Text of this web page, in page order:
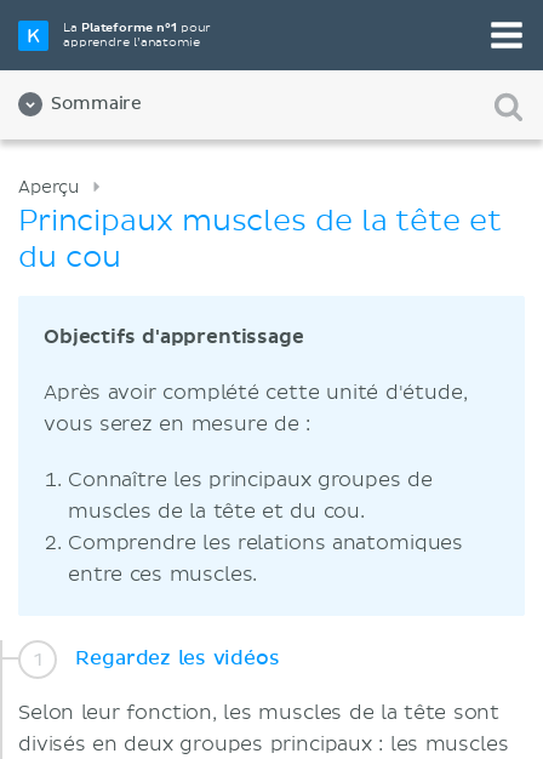
La Plateforme n°1 pour
apprendre l’anatomie
Sommaire
Aperçu
Principaux muscles de la tête et
du cou
Objectifs d'apprentissage
Après avoir complété cette unité d'étude,
vous serez en mesure de :
Connaître les principaux groupes de
muscles de la tête et du cou.
Comprendre les relations anatomiques
entre ces muscles.
Regardez les vidéos
Selon leur fonction, les muscles de la tête sont
divisés en deux groupes principaux : les muscles